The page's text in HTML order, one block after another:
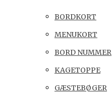
BORDKORT
MENUKORT
BORD NUMMER
KAGETOPPE
GÆSTEBØGER